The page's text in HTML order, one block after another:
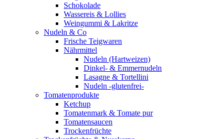
Schokolade
Wassereis & Lollies
Weingummi & Lakritze
Nudeln & Co
Frische Teigwaren
Nährmittel
Nudeln (Hartweizen)
Dinkel- & Emmernudeln
Lasagne & Tortellini
Nudeln -glutenfrei-
Tomatenprodukte
Ketchup
Tomatenmark & Tomate pur
Tomatensaucen
Trockenfrüchte